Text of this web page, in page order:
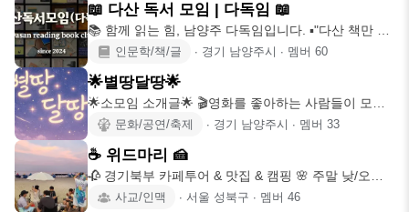
📖 다산 독서 모임 | 다독임 📖
📚 함께 읽는 힘, 남양주 다독임입니다. ▪︎"다산 책만 읽
기 모임"으로
인문학/책/글 ∙ 경기 남양주시 ∙ 멤버 60
🌟별땅달땅🌟
🌟소모임 소개글🌟 🎬영화를 좋아하는 사람들이 모여
함께 영화를 보고,
문화/공연/축제 ∙ 경기 남양주시 ∙ 멤버 33
☕️ 위드마리 🍰
🥀 경기북부 카페투어 & 맛집 & 캠핑 🌸 주말 낮/오후
에 힐링 하실
사교/인맥 ∙ 서울 성북구 ∙ 멤버 46